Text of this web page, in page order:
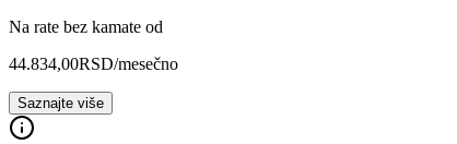
Na rate bez kamate od
44.834,00RSD/mesečno
Saznajte više